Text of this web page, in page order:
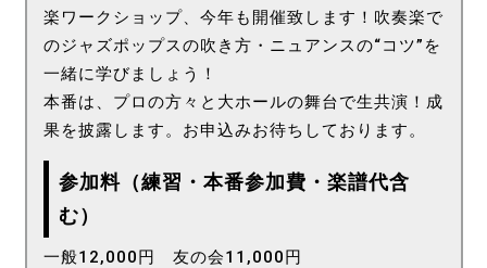
楽ワークショップ、今年も開催致します！吹奏楽で
のジャズポップスの吹き方・ニュアンスの“コツ”を
一緒に学びましょう！
本番は、プロの方々と大ホールの舞台で生共演！成
果を披露します。お申込みお待ちしております。
参加料（練習・本番参加費・楽譜代含
む）
一般12,000円 友の会11,000円